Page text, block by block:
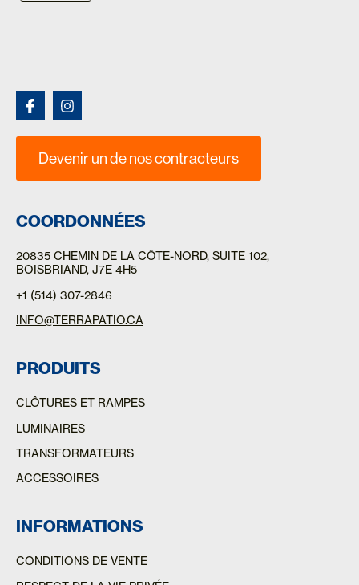
Devenir un de nos contracteurs
COORDONNÉES
20835 CHEMIN DE LA CÔTE-NORD, SUITE 102,
BOISBRIAND, J7E 4H5
+1 (514) 307-2846
INFO@TERRAPATIO.CA
PRODUITS
CLÔTURES ET RAMPES
LUMINAIRES
TRANSFORMATEURS
ACCESSOIRES
INFORMATIONS
CONDITIONS DE VENTE